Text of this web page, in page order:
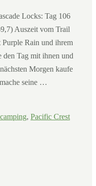
Locks: Tag 106
Auszeit vom Trail
Rain und ihrem
Tag mit ihnen und
Morgen kaufe
seine …
camping, Pacific Crest